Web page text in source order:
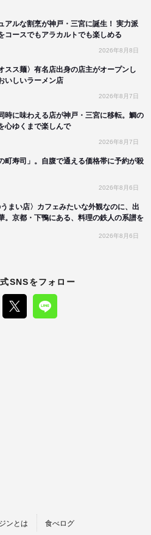
アルな割烹が神戸・三宮に誕生！ 実力派
コースでもアラカルトでも楽しめる
2026年8月8日
スス麺〉有名店出身の店主がオープンし
いしいラーメン店
2026年8月7日
時に味わえる店が神戸・三宮に移転。鯛の
心ゆくまで楽しんで
2026年8月7日
町寿司」。自腹で通える価格帯に予約が殺
2026年8月6日
うまい店〉カフェみたいな外観なのに、出
。京都・下鴨にある、料理の鉄人の系譜を
2026年8月6日
SNSをフォロー
ンとは 食べログ